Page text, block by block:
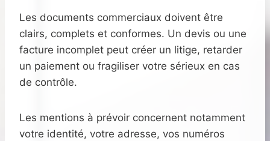
Les documents commerciaux doivent être
clairs, complets et conformes. Un devis ou une
facture incomplet peut créer un litige, retarder
un paiement ou fragiliser votre sérieux en cas
de contrôle.
Les mentions à prévoir concernent notamment
votre identité, votre adresse, vos numéros